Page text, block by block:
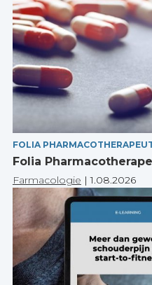
FOLIA
Folia
Farmacologie |1.08.2026